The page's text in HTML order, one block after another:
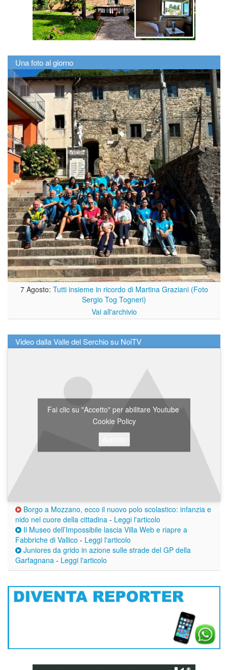
Una foto al giorno
7 Agosto: Tutti insieme in ricordo di Martina Graziani (Foto
Sergio Tog Togneri)
Vai all'archivio
Video dalla Valle del Serchio su NoiTV
Fai clic su "Accetto" per abilitare Youtube
Cookie Policy
Borgo a Mozzano, ecco il nuovo polo scolastico: infanzia e
nido nel cuore della cittadina - Leggi l'articolo
Il Museo dell’Impossibile lascia Villa Web e riapre a
Fabbriche di Vallico - Leggi l'articolo
Juniores da grido in azione sulle strade del GP della
Garfagnana - Leggi l'articolo